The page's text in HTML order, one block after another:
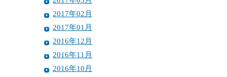
2017年02月
2017年01月
2016年12月
2016年11月
2016年10月